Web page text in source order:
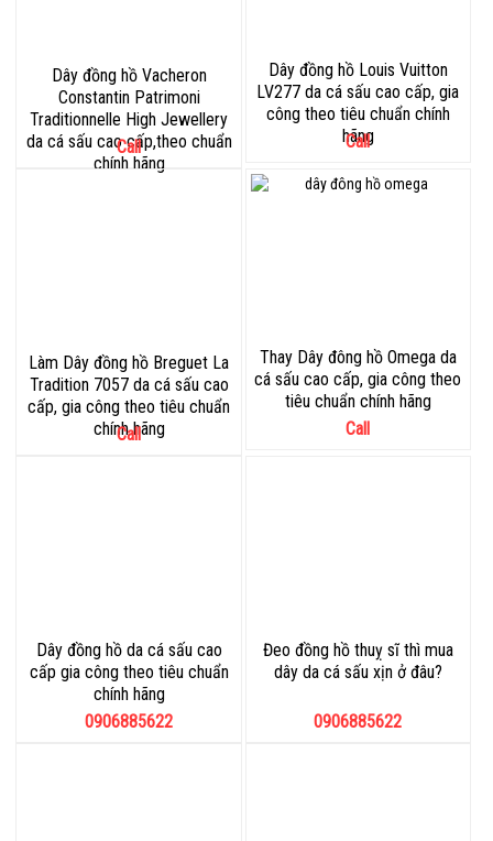
Dây đồng hồ Vacheron
Constantin Patrimoni
Traditionnelle High Jewellery
da cá sấu cao cấp,theo chuẩn
chính hãng
Call
Dây đồng hồ Louis Vuitton
LV277 da cá sấu cao cấp, gia
công theo tiêu chuẩn chính
hãng
Call
Làm Dây đồng hồ Breguet La
Tradition 7057 da cá sấu cao
cấp, gia công theo tiêu chuẩn
chính hãng
Call
Thay Dây đông hồ Omega da
cá sấu cao cấp, gia công theo
tiêu chuẩn chính hãng
Call
Dây đồng hồ da cá sấu cao
cấp gia công theo tiêu chuẩn
chính hãng
0906885622
Đeo đồng hồ thuỵ sĩ thì mua
dây da cá sấu xịn ở đâu?
0906885622